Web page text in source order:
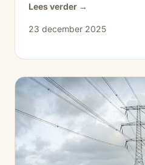
Lees verder →
23 december 2025